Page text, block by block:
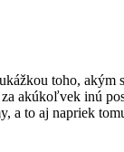
toho, akým
akúkoľvek inú
a to aj napriek